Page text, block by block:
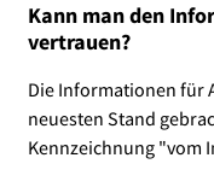
Kann man den
vertrauen?
Die Informationen für
neuesten Stand
Kennzeichnung "vom